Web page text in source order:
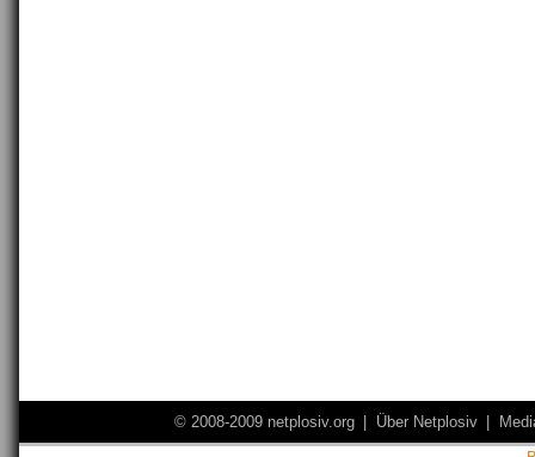
© 2008-2009 netplosiv.org Über Netplosiv